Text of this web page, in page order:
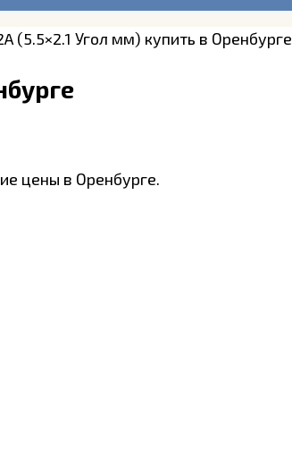
(5.5×2.1 Угол мм) купить в Оренбурге
цены в Оренбурге.